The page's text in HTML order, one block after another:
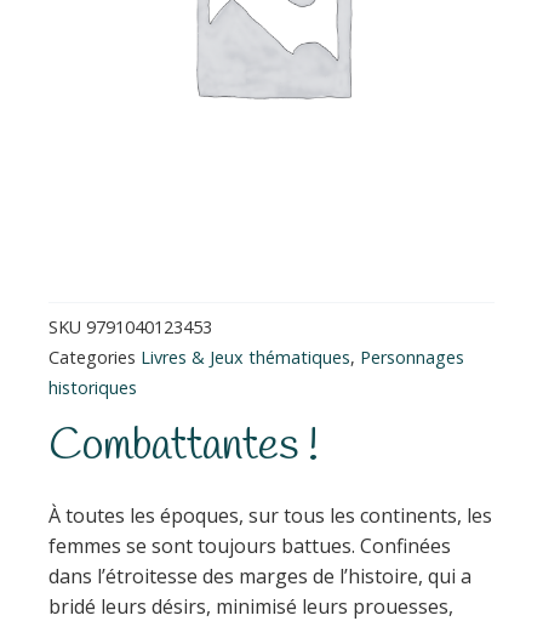
SKU 9791040123453
Categories Livres & Jeux thématiques, Personnages
historiques
Combattantes !
À toutes les époques, sur tous les continents, les
femmes se sont toujours battues. Confinées
dans l’étroitesse des marges de l’histoire, qui a
bridé leurs désirs, minimisé leurs prouesses,